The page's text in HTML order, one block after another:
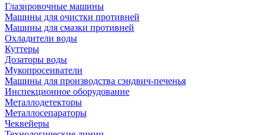
Глазировочные машины
Машины для очистки противней
Машины для смазки противней
Охладители воды
Куттеры
Дозаторы воды
Мукопросеиватели
Машины для производства сэндвич-печенья
Инспекционное оборудование
Металлодетекторы
Металлосепараторы
Чеквейеры